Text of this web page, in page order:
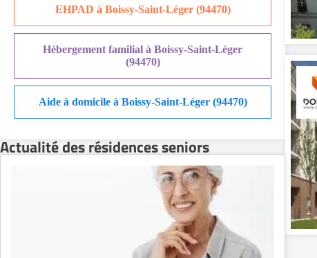
Résidence senior à la location Reims
Résidence senior à la location Rennes
Résidence senior à la location Strasbourg
Résidence senior à la location Toulouse
Recherche par ville
EHPAD à Boissy-Saint-Léger (94470)
Hébergement familial à Boissy-Saint-Léger
(94470)
Aide à domicile à Boissy-Saint-Léger (94470)
Actualité des résidences seniors